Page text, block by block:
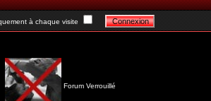
à chaque visite
Forum Verrouillé